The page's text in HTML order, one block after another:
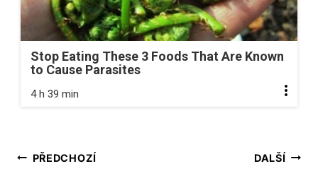
Stop Eating These 3 Foods That Are Known
to Cause Parasites
4 h 39 min
Navigace
PŘEDCHOZÍ DALŠÍ